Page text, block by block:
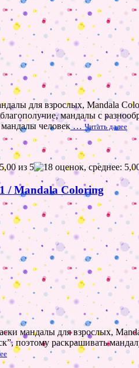
для взрослых, Mandala
мандалы с
человек… Читать далее
/ Mandala Coloring
мандалы для взрослых,
поэтому раскрашивать